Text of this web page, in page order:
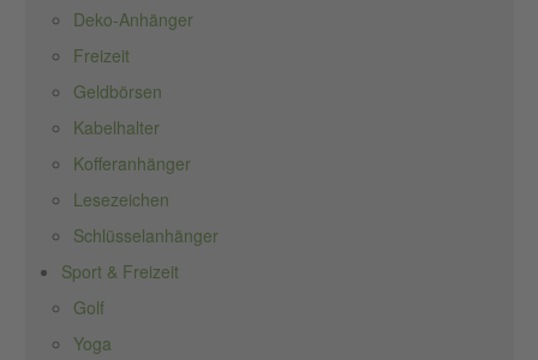
Deko-Anhänger
Freizeit
Geldbörsen
Kabelhalter
Kofferanhänger
Lesezeichen
Schlüsselanhänger
Sport & Freizeit
Golf
Yoga